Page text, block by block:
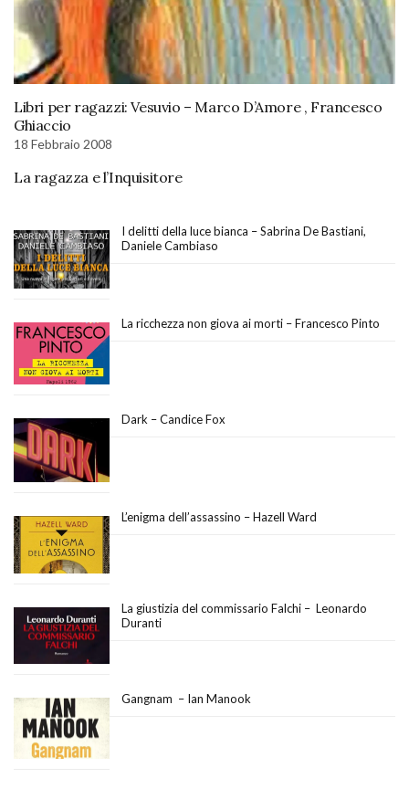
Libri per ragazzi: Vesuvio – Marco D’Amore , Francesco
Ghiaccio
18 Febbraio 2008
La ragazza e l’Inquisitore
I delitti della luce bianca – Sabrina De Bastiani,
Daniele Cambiaso
La ricchezza non giova ai morti – Francesco Pinto
Dark – Candice Fox
L’enigma dell’assassino – Hazell Ward
La giustizia del commissario Falchi – Leonardo
Duranti
Gangnam – Ian Manook